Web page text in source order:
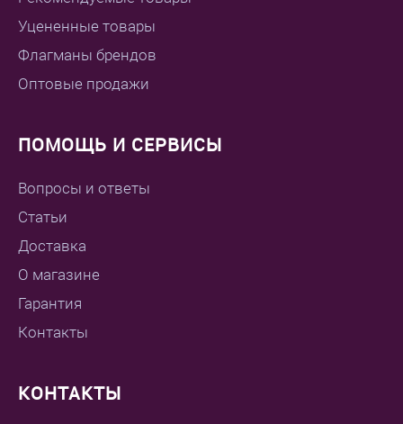
Уцененные товары
Флагманы брендов
Оптовые продажи
ПОМОЩЬ И СЕРВИСЫ
Вопросы и ответы
Статьи
Доставка
О магазине
Гарантия
Контакты
КОНТАКТЫ